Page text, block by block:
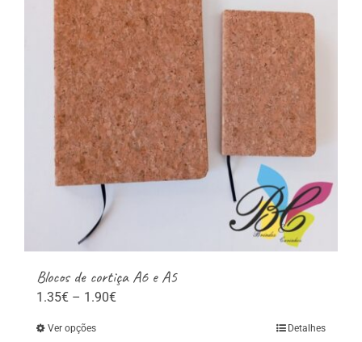
options
may
be
chosen
on
the
product
page
Blocos de cortiça A6 e A5
1.35€ – 1.90€Price
Ver opçõesThis Detalhes